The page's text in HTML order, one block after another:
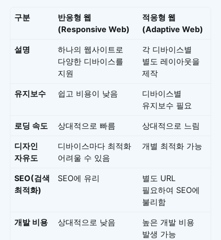
구분
반응형 웹
(Responsive Web)
적응형 웹
(Adaptive Web)
설명
하나의 웹사이트로
다양한 디바이스를
지원
각 디바이스별
별도 레이아웃을
제작
유지보수 쉽고 비용이 낮음
디바이스별
유지보수 필요
로딩 속도 상대적으로 빠름 상대적으로 느림
디자인
자유도
디바이스마다 최적화
어려울 수 있음
개별 최적화 가능
SEO(검색
최적화)
SEO에 유리
별도 URL
필요하여 SEO에
불리함
개발 비용 상대적으로 낮음
높은 개발 비용
발생 가능